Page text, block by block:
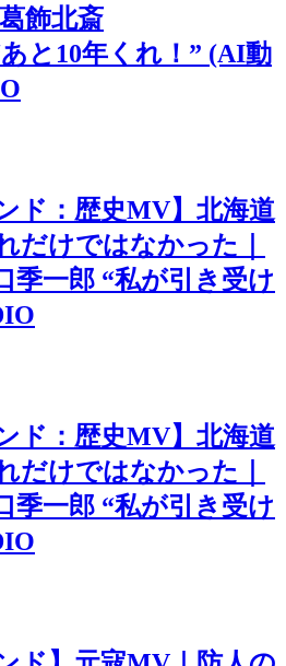
飾北斎
と10年くれ！” (AI動
ド：歴史MV】北海道
だけではなかった｜
季一郎 “私が引き受け
ド：歴史MV】北海道
だけではなかった｜
季一郎 “私が引き受け